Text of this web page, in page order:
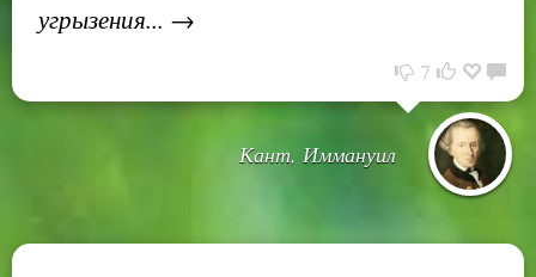
угрызения... →
7
Кант, Иммануил